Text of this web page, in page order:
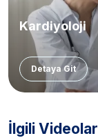
Kardiyoloji
Detaya Git
İlgili Videolar